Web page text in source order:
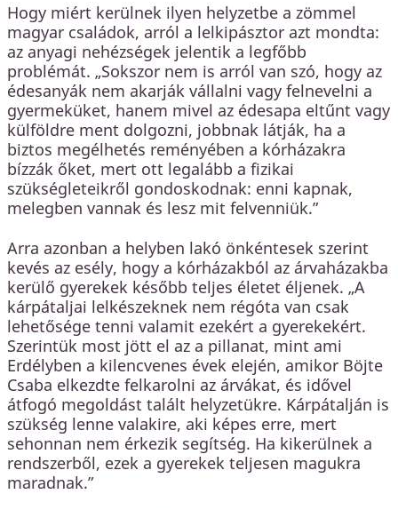
Hogy miért kerülnek ilyen helyzetbe a zömmel
magyar családok, arról a lelkipásztor azt mondta:
az anyagi nehézségek jelentik a legfőbb
problémát. „Sokszor nem is arról van szó, hogy az
édesanyák nem akarják vállalni vagy felnevelni a
gyermeküket, hanem mivel az édesapa eltűnt vagy
külföldre ment dolgozni, jobbnak látják, ha a
biztos megélhetés reményében a kórházakra
bízzák őket, mert ott legalább a fizikai
szükségleteikről gondoskodnak: enni kapnak,
melegben vannak és lesz mit felvenniük.”
Arra azonban a helyben lakó önkéntesek szerint
kevés az esély, hogy a kórházakból az árvaházakba
kerülő gyerekek később teljes életet éljenek. „A
kárpátaljai lelkészeknek nem régóta van csak
lehetősége tenni valamit ezekért a gyerekekért.
Szerintük most jött el az a pillanat, mint ami
Erdélyben a kilencvenes évek elején, amikor Böjte
Csaba elkezdte felkarolni az árvákat, és idővel
átfogó megoldást talált helyzetükre. Kárpátalján is
szükség lenne valakire, aki képes erre, mert
sehonnan nem érkezik segítség. Ha kikerülnek a
rendszerből, ezek a gyerekek teljesen magukra
maradnak.”